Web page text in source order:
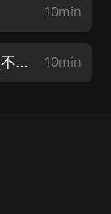
10min
《感知新理念》008 我們為什麼不知道自己是什麼？ 10min